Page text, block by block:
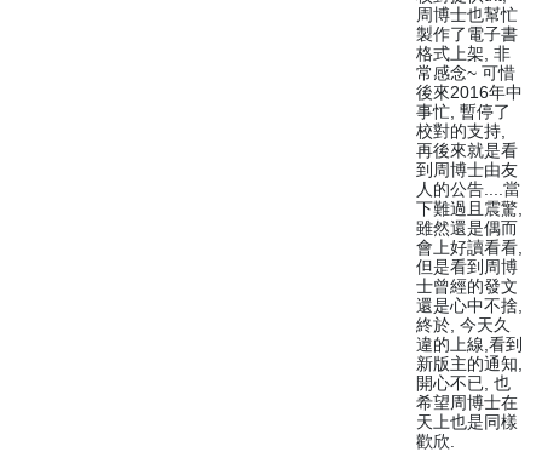
周博士也幫忙
製作了電子書
格式上架, 非
常感念~ 可惜
後來2016年中
事忙, 暫停了
校對的支持,
再後來就是看
到周博士由友
人的公告....當
下難過且震驚,
雖然還是偶而
會上好讀看看,
但是看到周博
士曾經的發文
還是心中不捨,
終於, 今天久
違的上線,看到
新版主的通知,
開心不已, 也
希望周博士在
天上也是同樣
歡欣.